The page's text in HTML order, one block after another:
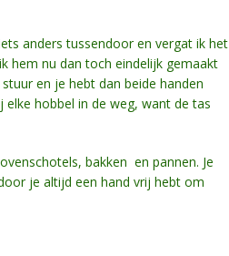
anders tussendoor en vergat ik het
hem nu dan toch eindelijk gemaakt
en je hebt dan beide handen
hobbel in de weg, want de tas
bakken en pannen. Je
je altijd een hand vrij hebt om